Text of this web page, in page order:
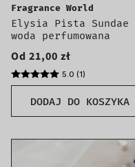
DODAJ DO KOSZYKA
Fragrance World
Elysia Pista Sundae
woda perfumowana
Od 21,00 zł
5.0 (1)